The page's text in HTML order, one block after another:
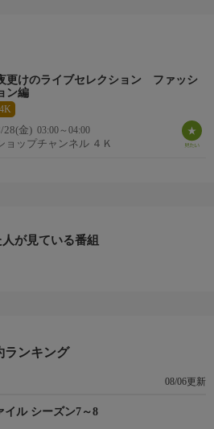
よび商品内容に変更が生じる場合も
更けのライブセレクション ファッシ
ン編
4K
28(金) 03:00～04:00
ョップチャンネル ４Ｋ
が見ている番組
ランキング
08/06更新
イル シーズン7～8